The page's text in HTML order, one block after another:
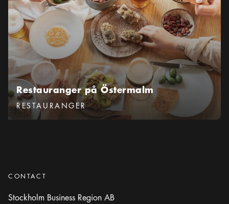
Restauranger på Östermalm
Kategorier :
RESTAURANGER
CONTACT
Stockholm Business Region AB